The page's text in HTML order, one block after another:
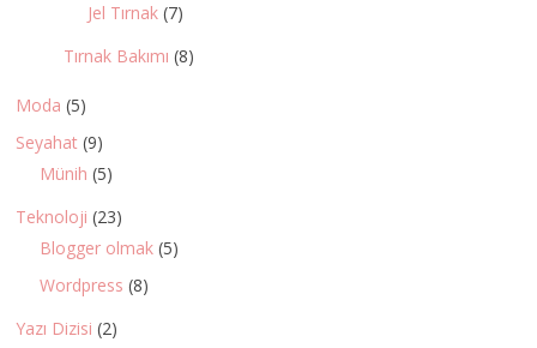
Jel Tırnak (7)
Tırnak Bakımı (8)
Moda (5)
Seyahat (9)
Münih (5)
Teknoloji (23)
Blogger olmak (5)
Wordpress (8)
Yazı Dizisi (2)